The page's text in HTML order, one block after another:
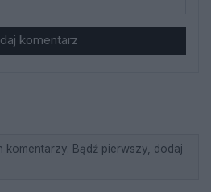
komentarz
komentarzy. Bądź pierwszy, dodaj